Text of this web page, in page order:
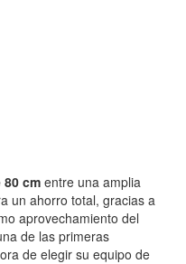
80 cm entre una amplia
un ahorro total, gracias a
aprovechamiento del
de las primeras
de elegir su equipo de